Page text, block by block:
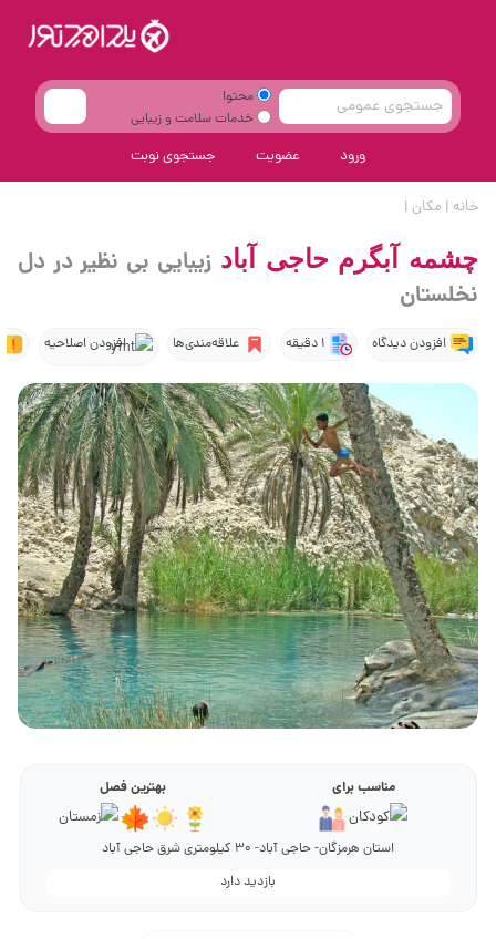
محتوا
خدمات سلامت و زیبایی
ورود عضویت جستجوی نوبت
خانه | مکان |
چشمه آبگرم حاجی آبادزیبایی بی نظیر در دل
نخلستان
افزودن دیدگاه 1 دقیقه علاقه‌مندی‌ها افزودن اصلاحیه
مناسب برای بهترین فصل
استان هرمزگان- حاجی آباد- 30 کیلومتری شرق حاجی آباد
بازدید دارد